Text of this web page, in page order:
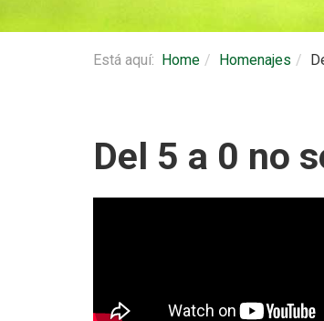
Está aquí: Home Homenajes
Del 5 a 0 no